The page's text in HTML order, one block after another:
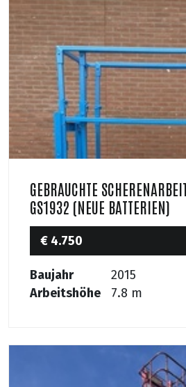
GEBRAUCHTE
GS1932 (NEUE BATTERIEN)
€ 4.750
Baujahr
2015
Arbeitshöhe
7.8 m